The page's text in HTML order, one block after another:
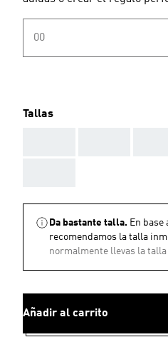
00
Tallas
Da bastante talla. En base
recomendamos la talla
normalmente llevas la talla
Añadir al carrito